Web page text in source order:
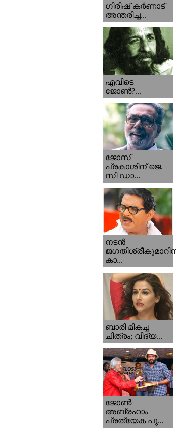
ഗിരീഷ് കര്‍ണാട്
അന്തരിച്ച...
എവിടെ
ജോണ്‍?...
ജോസ്
പ്രകാശിന് ജെ.
സി ഡാ...
നടന്‍
ജഗതിശ്രീകുമാറിനു
കാ...
ബാരി മികച്ച
ചിത്രം; വിദ്യ...
ജോണ്‍
അബ്രഹാം
പ്രത്യേക പു...